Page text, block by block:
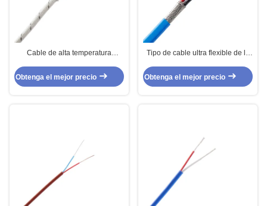
Cable de alta temperatura
termopar para la iluminación
Obtenga el mejor precio
Tipo de cable ultra flexible de la
alambre de K
Obtenga el mejor precio